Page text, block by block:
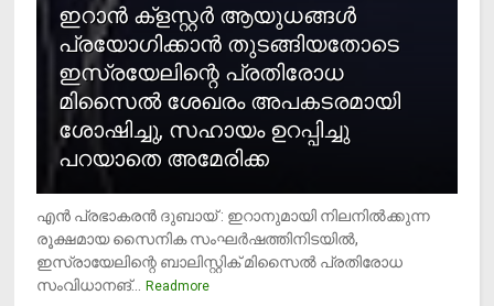
ഇറാന്‍ ക്‌ളസ്റ്റര്‍ ആയുധങ്ങള്‍
പ്രയോഗിക്കാന്‍ തുടങ്ങിയതോടെ
ഇസ്രയേലിന്റെ പ്രതിരോധ
മിസൈല്‍ ശേഖരം അപകടരമായി
ശോഷിച്ചു, സഹായം ഉറപ്പിച്ചു
പറയാതെ അമേരിക്ക
എന്‍ പ്രഭാകരന്‍ ദുബായ് : ഇറാനുമായി നിലനില്‍ക്കുന്ന
രൂക്ഷമായ സൈനിക സംഘര്‍ഷത്തിനിടയില്‍,
ഇസ്രായേലിന്റെ ബാലിസ്റ്റിക് മിസൈല്‍ പ്രതിരോധ
സംവിധാനങ്...
Readmore